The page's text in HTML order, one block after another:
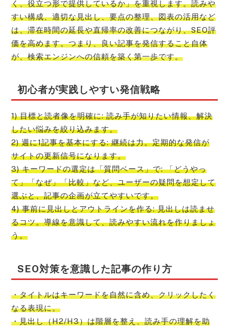
く、役立つ形で提供しているか」を重視します。読みや
すい構成、適切な見出し、要点の整理、図表の活用など
は、滞在時間の延長や直帰率の改善につながり、SEO評
価を高めます。つまり、良い記事を発信すること自体
が、検索エンジンへの信頼を築く第一歩です。
初心者が実践しやすい発信戦略
1) 目標と読者像を明確に: 読み手が知りたい情報、解決
したい悩みを絞り込みます。
2) 週に1記事を基本にする: 継続は力。定期的な発信が
サイトの更新信号になります。
3) キーワードの選定は「質問ベース」で: 「どうやっ
て」「なぜ」「比較」など、ユーザーの疑問を想定して
選ぶと、記事の企画が立てやすいです。
4) 事前に見出しとアウトラインを作る: 見出しは読ませ
るコツ。導線を意識して、読みやすい流れを作りましょ
う。
SEO対策を意識した記事の作り方
・タイトルはキーワードを自然に含め、クリックしたく
なる表現に。
・見出し（H2/H3）は階層を整え、読み手の理解を助